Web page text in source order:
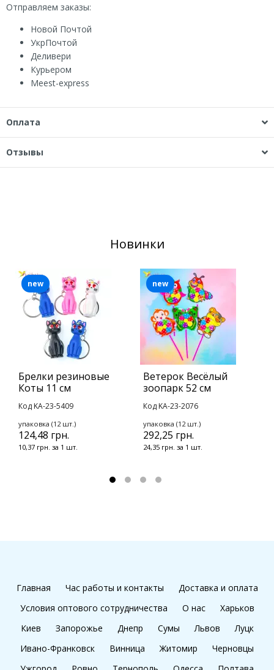
Отправляем заказы:
Новой Почтой
УкрПочтой
Деливери
Курьером
Мeest-express
Оплата
Отзывы
Новинки
Брелки резиновые
Коты 11 см
Код KA-23-5409
упаковка (12 шт.)
124,48 грн.
10,37 грн. за 1 шт.
new
Ветерок Весёлый
зоопарк 52 см
Код KA-23-2076
упаковка (12 шт.)
292,25 грн.
24,35 грн. за 1 шт.
new
Главная Час работы и контакты
Доставка и оплата
Условия оптового сотрудничества
О нас
Харьков
Киев
Запорожье Днепр Сумы Львов
Луцк
Ивано-Франковск
Винница Житомир
Черновцы